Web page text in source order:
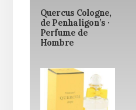
Quercus Cologne,
de Penhaligon’s ·
Perfume de
Hombre